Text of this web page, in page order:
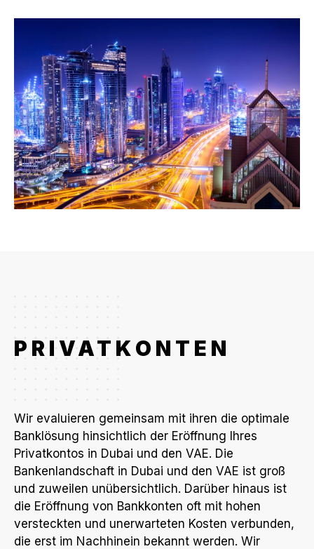
PRIVATKONTEN
Wir evaluieren gemeinsam mit ihren die optimale
Banklösung hinsichtlich der Eröffnung Ihres
Privatkontos in Dubai und den VAE. Die
Bankenlandschaft in Dubai und den VAE ist groß
und zuweilen unübersichtlich. Darüber hinaus ist
die Eröffnung von Bankkonten oft mit hohen
versteckten und unerwarteten Kosten verbunden,
die erst im Nachhinein bekannt werden. Wir